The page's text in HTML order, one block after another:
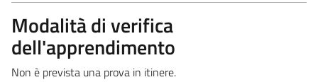
Modalità di verifica
dell'apprendimento
Non è prevista una prova in itinere.